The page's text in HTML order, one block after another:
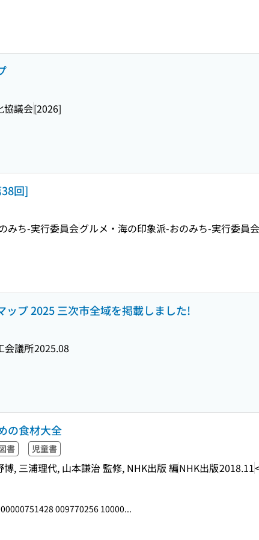
協議会[2026]
回]
みち-実行委員会グルメ・海の印象派-おのみち-実行委員会
ップ 2025 三次市全域を掲載しました!
会議所2025.08
の食材大全
書 児童書
, 三浦理代, 山本謙治 監修, NHK出版 編NHK出版2018.11
009770256 10000...